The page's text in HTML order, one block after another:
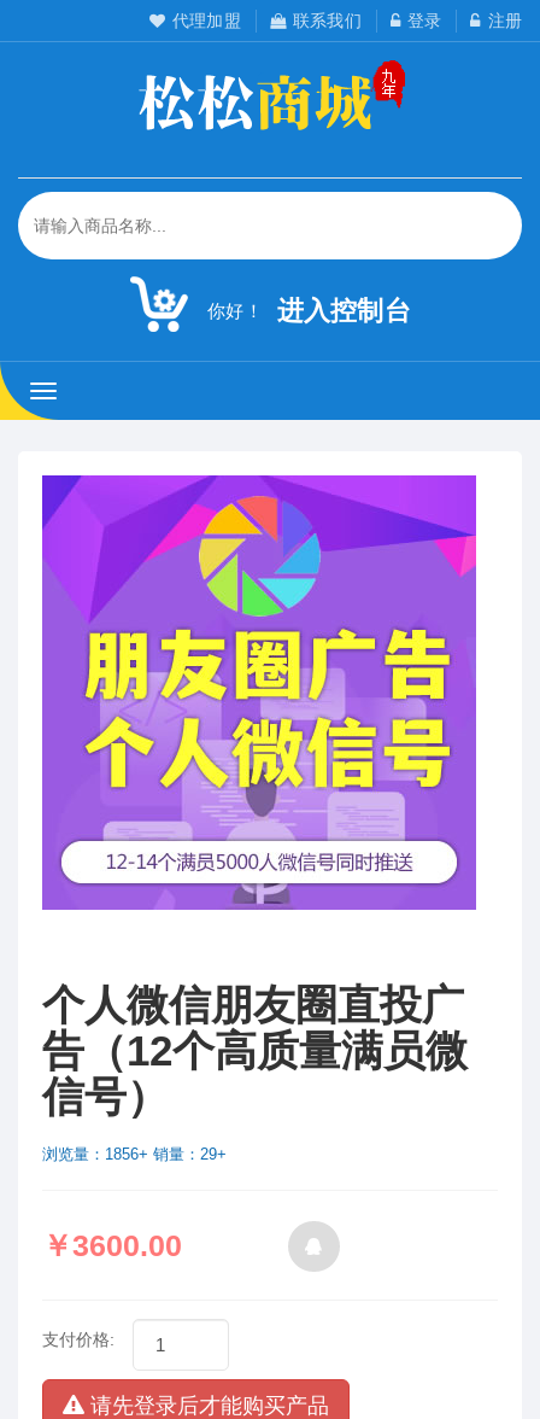
代理加盟 联系我们 登录 注册
你好！ 进入控制台
松
松
室
个人微信朋友圈直投广
告（12个高质量满员微
信号）
浏览量：1856+ 销量：29+
￥3600.00
支付价格:
请先登录后才能购买产品